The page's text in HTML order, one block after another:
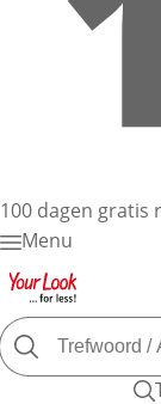
100 dagen gratis
Menu